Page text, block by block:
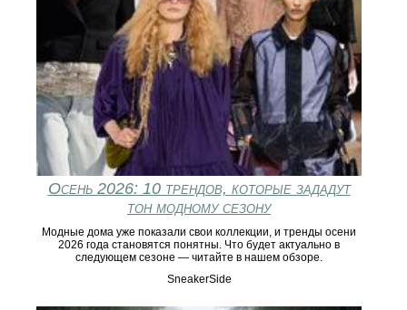
Осень 2026: 10 трендов, которые зададут
тон модному сезону
Модные дома уже показали свои коллекции, и тренды осени
2026 года становятся понятны. Что будет актуально в
следующем сезоне — читайте в нашем обзоре.
SneakerSide